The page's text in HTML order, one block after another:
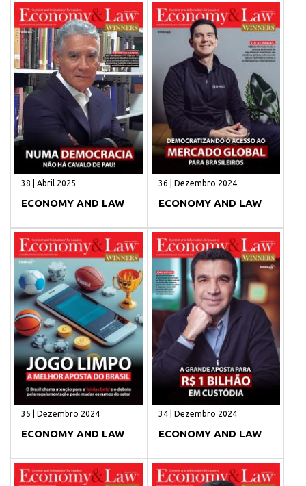
38 | Abril 2025
ECONOMY AND LAW
36 | Dezembro 2024
ECONOMY AND LAW
35 | Dezembro 2024
ECONOMY AND LAW
34 | Dezembro 2024
ECONOMY AND LAW